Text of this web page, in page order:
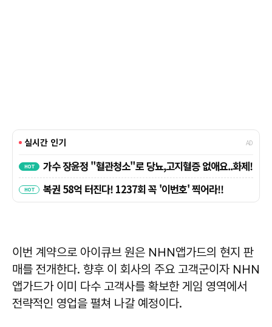
이번 계약으로 아이큐브 원은 NHN앱가드의 현지 판
매를 전개한다. 향후 이 회사의 주요 고객군이자 NHN
앱가드가 이미 다수 고객사를 확보한 게임 영역에서
전략적인 영업을 펼쳐 나갈 예정이다.